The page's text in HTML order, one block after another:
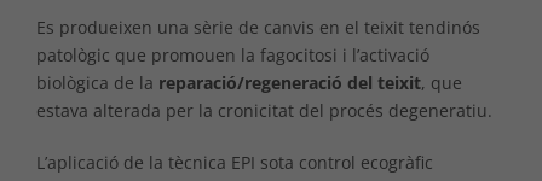
Es produeixen una sèrie de canvis en el teixit tendinós
patològic que promouen la fagocitosi i l’activació
biològica de la reparació/regeneració del teixit, que
estava alterada per la cronicitat del procés degeneratiu.
L’aplicació de la tècnica EPI sota control ecogràfic